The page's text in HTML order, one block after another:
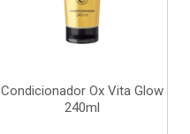
Condicionador Ox Vita Glow
240ml